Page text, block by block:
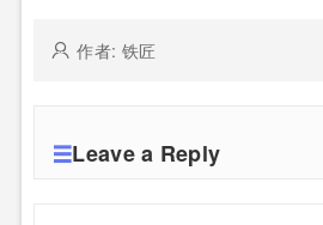
作者: 铁匠
Leave a Reply